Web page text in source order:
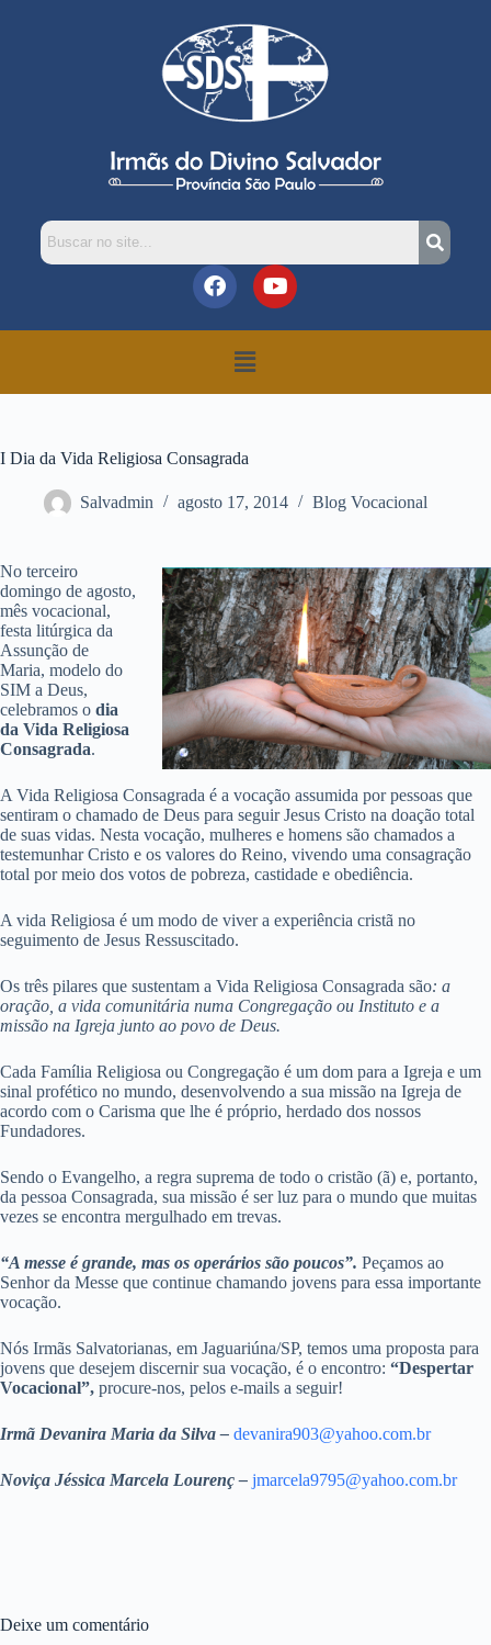
I Dia da Vida Religiosa Consagrada
Salvadmin agosto 17, 2014 Blog Vocacional
No terceiro
domingo de agosto,
mês vocacional,
festa litúrgica da
Assunção de
Maria, modelo do
SIM a Deus,
celebramos o dia
da Vida Religiosa
Consagrada.
A Vida Religiosa Consagrada é a vocação assumida por pessoas que
sentiram o chamado de Deus para seguir Jesus Cristo na doação total
de suas vidas. Nesta vocação, mulheres e homens são chamados a
testemunhar Cristo e os valores do Reino, vivendo uma consagração
total por meio dos votos de pobreza, castidade e obediência.
A vida Religiosa é um modo de viver a experiência cristã no
seguimento de Jesus Ressuscitado.
Os três pilares que sustentam a Vida Religiosa Consagrada são: a
oração, a vida comunitária numa Congregação ou Instituto e a
missão na Igreja junto ao povo de Deus.
Cada Família Religiosa ou Congregação é um dom para a Igreja e um
sinal profético no mundo, desenvolvendo a sua missão na Igreja de
acordo com o Carisma que lhe é próprio, herdado dos nossos
Fundadores.
Sendo o Evangelho, a regra suprema de todo o cristão (ã) e, portanto,
da pessoa Consagrada, sua missão é ser luz para o mundo que muitas
vezes se encontra mergulhado em trevas.
“A messe é grande, mas os operários são poucos”. Peçamos ao
Senhor da Messe que continue chamando jovens para essa importante
vocação.
Nós Irmãs Salvatorianas, em Jaguariúna/SP, temos uma proposta para
jovens que desejem discernir sua vocação, é o encontro: “Despertar
Vocacional”, procure-nos, pelos e-mails a seguir!
Irmã Devanira Maria da Silva – devanira903@yahoo.com.br
Noviça Jéssica Marcela Lourenç – jmarcela9795@yahoo.com.br
Deixe um comentário